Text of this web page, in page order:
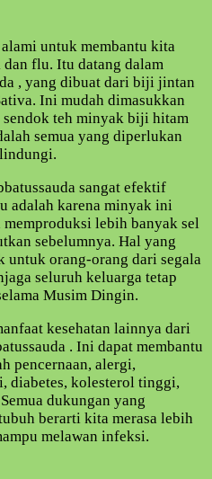
untuk membantu kita
flu. Itu datang dalam
, ​​yang dibuat dari biji jintan
Ini mudah dimasukkan
sendok teh minyak biji hitam
semua yang diperlukan
sangat efektif
adalah karena minyak ini
lebih banyak sel
sebelumnya. Hal yang
untuk orang-orang dari segala
seluruh keluarga tetap
Musim Dingin.
kesehatan lainnya dari
. Ini dapat membantu
pencernaan, alergi,
diabetes, kolesterol tinggi,
dukungan yang
berarti kita merasa lebih
melawan infeksi.